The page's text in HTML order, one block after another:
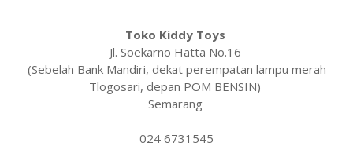
Toko Kiddy Toys
Jl. Soekarno Hatta No.16
(Sebelah Bank Mandiri, dekat perempatan lampu merah
Tlogosari, depan POM BENSIN)
Semarang
024 6731545